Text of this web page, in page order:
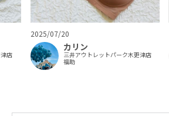
店
2025/07/20
カリン
三井アウトレットパーク木更津店
福助